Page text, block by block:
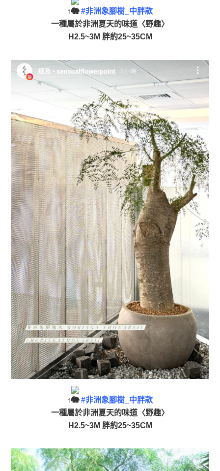
↑
#非洲象腳樹_中胖款
一種屬於非洲夏天的味道〈野趣〉
H2.5~3M 胖約25~35CM
↑
#非洲象腳樹_中胖款
一種屬於非洲夏天的味道〈野趣〉
H2.5~3M 胖約25~35CM